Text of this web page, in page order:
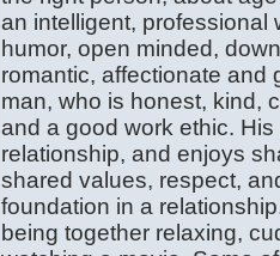
an intelligent, professional
humor, open minded,
romantic, affectionate
man, who is honest, kind,
and a good work ethic.
relationship, and enjoys
shared values, respect,
foundation in a
being together relaxing,